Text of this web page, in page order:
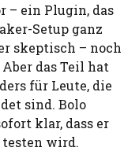
– ein Plugin, das
Setup ganz
skeptisch – noch
das Teil hat
für Leute, die
sind. Bolo
klar, dass er
testen wird.